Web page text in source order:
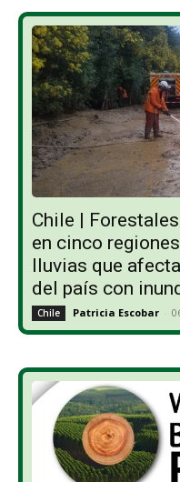
Chile |
en cinco
lluvias que
del país con
Chile Patricia Escobar -